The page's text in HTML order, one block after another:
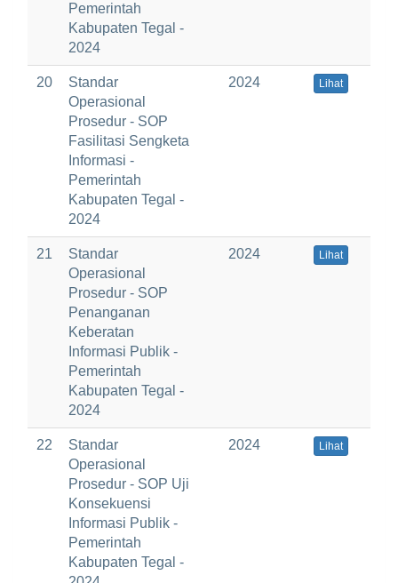
Pemerintah
Kabupaten Tegal -
2024
20
Standar
Operasional
Prosedur - SOP
Fasilitasi Sengketa
Informasi -
Pemerintah
Kabupaten Tegal -
2024
2024 Lihat
21
Standar
Operasional
Prosedur - SOP
Penanganan
Keberatan
Informasi Publik -
Pemerintah
Kabupaten Tegal -
2024
2024 Lihat
22
Standar
Operasional
Prosedur - SOP Uji
Konsekuensi
Informasi Publik -
Pemerintah
Kabupaten Tegal -
2024 Lihat